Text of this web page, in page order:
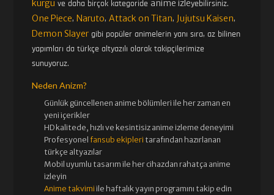
kurgu ve daha birçok kategoride anime izleyebilirsiniz.
One Piece, Naruto,Attack on Titan, Jujutsu Kaisen,
Demon Slayer gibi popüler animelerin yanı sıra, az bilinen
yapımları da türkçe altyazılı olarak takipçilerimize
sunuyoruz.
Neden Anizm?
Günlük güncellenen anime bölümleri ile her zaman en
yeni içerikler
HD kalitede, hızlı ve kesintisiz anime izleme deneyimi
Profesyonelfansub ekipleri tarafından hazırlanan
türkçe altyazılar
Mobil uyumlu tasarım ile her cihazdan rahatça anime
izleyin
Anime takvimi ile haftalık yayın programını takip edin